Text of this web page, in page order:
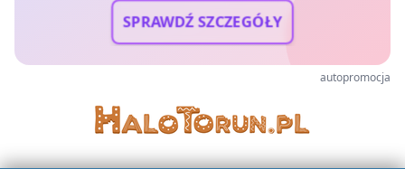
SPRAWDŹ SZCZEGÓŁY
autopromocja